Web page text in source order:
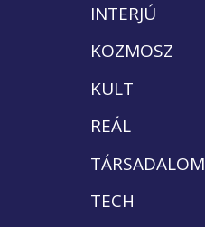
INTERJÚ
KOZMOSZ
KULT
REÁL
TÁRSADALOM
TECH